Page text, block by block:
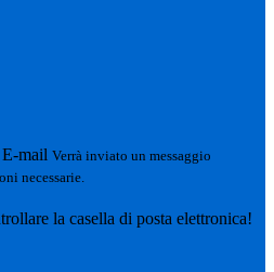
E-mail Verrà inviato un messaggio
necessarie.
la casella di posta elettronica!